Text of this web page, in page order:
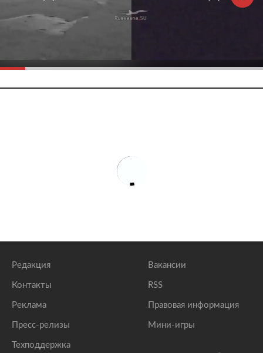
Редакция
Контакты
Реклама
Пресс-релизы
Техподдержка
Вакансии
RSS
Правовая информация
Мини-игры